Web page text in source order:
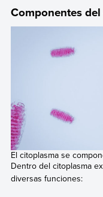
Componentes
El citoplasma se
Dentro del citoplasma
diversas funciones: